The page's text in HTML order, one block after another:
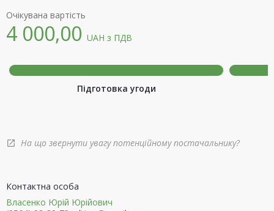
Очікувана вартість
4 000,00 UAH з ПДВ
Підготовка угоди
open_in_new На що звернути увагу потенційному постачальнику?
Контактна особа
Власенко Юрій Юрійович